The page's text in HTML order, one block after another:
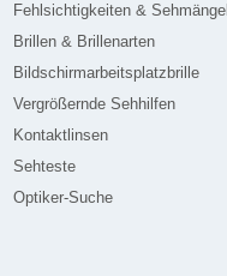
Fehlsichtigkeiten & Sehmängel
Brillen & Brillenarten
Bildschirmarbeitsplatzbrille
Vergrößernde Sehhilfen
Kontaktlinsen
Sehteste
Optiker-Suche